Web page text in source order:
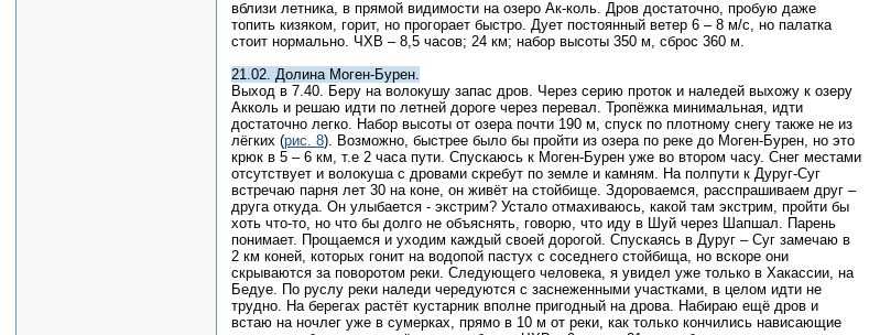
вблизи летника, в прямой видимости на озеро Ак-коль. Дров достаточно, пробую даже
топить кизяком, горит, но прогорает быстро. Дует постоянный ветер 6 – 8 м/с, но палатка
стоит нормально. ЧХВ – 8,5 часов; 24 км; набор высоты 350 м, сброс 360 м.
21.02. Долина Моген-Бурен.
Выход в 7.40. Беру на волокушу запас дров. Через серию проток и наледей выхожу к озеру
Акколь и решаю идти по летней дороге через перевал. Тропёжка минимальная, идти
достаточно легко. Набор высоты от озера почти 190 м, спуск по плотному снегу также не из
лёгких (рис. 8). Возможно, быстрее было бы пройти из озера по реке до Моген-Бурен, но это
крюк в 5 – 6 км, т.е 2 часа пути. Спускаюсь к Моген-Бурен уже во втором часу. Снег местами
отсутствует и волокуша с дровами скребут по земле и камням. На полпути к Дуруг-Суг
встречаю парня лет 30 на коне, он живёт на стойбище. Здороваемся, расспрашиваем друг –
друга откуда. Он улыбается - экстрим? Устало отмахиваюсь, какой там экстрим, пройти бы
хоть что-то, но что бы долго не объяснять, говорю, что иду в Шуй через Шапшал. Парень
понимает. Прощаемся и уходим каждый своей дорогой. Спускаясь в Дуруг – Суг замечаю в
2 км коней, которых гонит на водопой пастух с соседнего стойбища, но вскоре они
скрываются за поворотом реки. Следующего человека, я увидел уже только в Хакассии, на
Бедуе. По руслу реки наледи чередуются с заснеженными участками, в целом идти не
трудно. На берегах растёт кустарник вполне пригодный на дрова. Набираю ещё дров и
встаю на ночлег уже в сумерках, прямо в 10 м от реки, как только кончились нависающие